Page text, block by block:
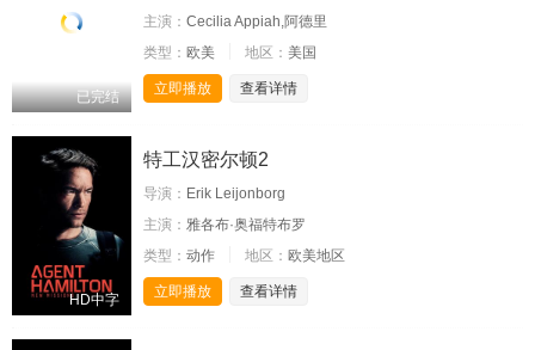
已完结
主演： Cecilia Appiah,阿德里
类型： 欧美 地区： 美国
立即播放 查看详情
HD中字
特工汉密尔顿2
导演： Erik Leijonborg
主演： 雅各布·奥福特布罗
类型： 动作 地区： 欧美地区
立即播放 查看详情